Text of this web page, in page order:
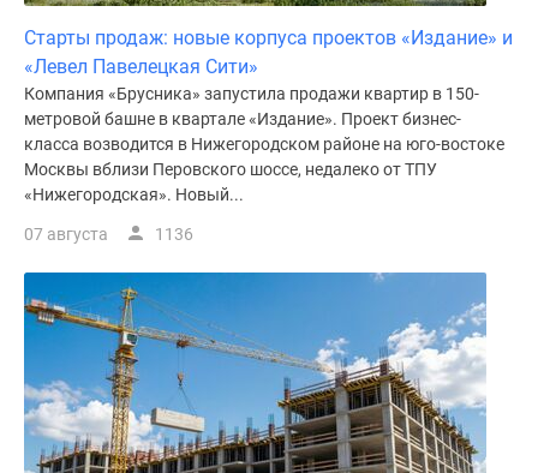
Готовые
коттеджные
поселки
Строящиеся
коттеджные
поселки
Коттеджные
лесу
Коттеджные
поселки
водоема
Коттеджные
поселки
Старты продаж: новые корпуса проектов «Издание» и
«Левел Павелецкая Сити»
Компания «Брусника» запустила продажи квартир в 150-
метровой башне в квартале «Издание». Проект бизнес-
класса возводится в Нижегородском районе на юго-востоке
Москвы вблизи Перовского шоссе, недалеко от ТПУ
«Нижегородская». Новый...
07 августа 1136